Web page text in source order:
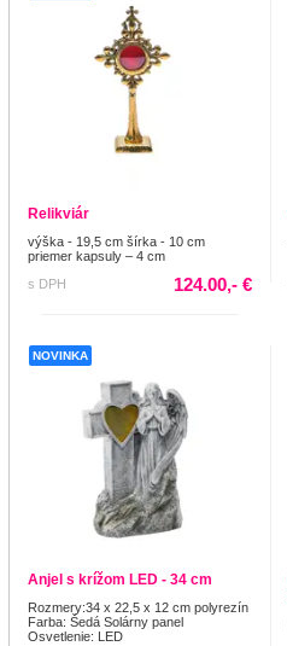
Relikviár
výška - 19,5 cm šírka - 10 cm
priemer kapsuly – 4 cm
s DPH
124.00,- €
NOVINKA
Anjel s krížom LED - 34 cm
Rozmery:34 x 22,5 x 12 cm polyrezín
Farba: Šedá Solárny panel
Osvetlenie: LED